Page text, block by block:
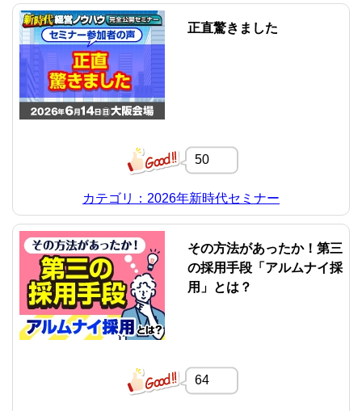
正直驚きました
50
カテゴリ：2026年新時代セミナー
その方法があったか！第三
の採用手段「アルムナイ採
用」とは？
64